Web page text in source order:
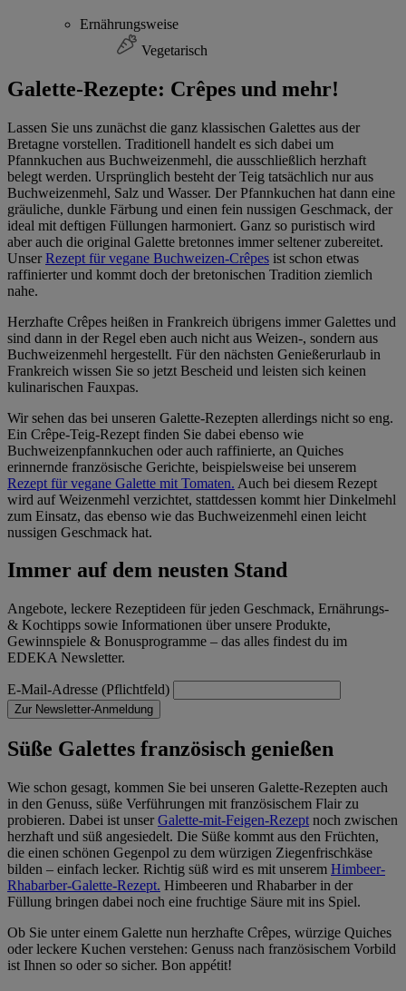
Ernährungsweise
Vegetarisch
Galette-Rezepte: Crêpes und mehr!
Lassen Sie uns zunächst die ganz klassischen Galettes aus der
Bretagne vorstellen. Traditionell handelt es sich dabei um
Pfannkuchen aus Buchweizenmehl, die ausschließlich herzhaft
belegt werden. Ursprünglich besteht der Teig tatsächlich nur aus
Buchweizenmehl, Salz und Wasser. Der Pfannkuchen hat dann eine
gräuliche, dunkle Färbung und einen fein nussigen Geschmack, der
ideal mit deftigen Füllungen harmoniert. Ganz so puristisch wird
aber auch die original Galette bretonnes immer seltener zubereitet.
Unser Rezept für vegane Buchweizen-Crêpes ist schon etwas
raffinierter und kommt doch der bretonischen Tradition ziemlich
nahe.
Herzhafte Crêpes heißen in Frankreich übrigens immer Galettes und
sind dann in der Regel eben auch nicht aus Weizen-, sondern aus
Buchweizenmehl hergestellt. Für den nächsten Genießerurlaub in
Frankreich wissen Sie so jetzt Bescheid und leisten sich keinen
kulinarischen Fauxpas.
Wir sehen das bei unseren Galette-Rezepten allerdings nicht so eng.
Ein Crêpe-Teig-Rezept finden Sie dabei ebenso wie
Buchweizenpfannkuchen oder auch raffinierte, an Quiches
erinnernde französische Gerichte, beispielsweise bei unserem
Rezept für vegane Galette mit Tomaten. Auch bei diesem Rezept
wird auf Weizenmehl verzichtet, stattdessen kommt hier Dinkelmehl
zum Einsatz, das ebenso wie das Buchweizenmehl einen leicht
nussigen Geschmack hat.
Immer auf dem neusten Stand
Angebote, leckere Rezeptideen für jeden Geschmack, Ernährungs-
& Kochtipps sowie Informationen über unsere Produkte,
Gewinnspiele & Bonusprogramme – das alles findest du im
EDEKA Newsletter.
E-Mail-Adresse (Pflichtfeld)
Zur Newsletter-Anmeldung
Süße Galettes französisch genießen
Wie schon gesagt, kommen Sie bei unseren Galette-Rezepten auch
in den Genuss, süße Verführungen mit französischem Flair zu
probieren. Dabei ist unser Galette-mit-Feigen-Rezept noch zwischen
herzhaft und süß angesiedelt. Die Süße kommt aus den Früchten,
die einen schönen Gegenpol zu dem würzigen Ziegenfrischkäse
bilden – einfach lecker. Richtig süß wird es mit unserem Himbeer-
Rhabarber-Galette-Rezept. Himbeeren und Rhabarber in der
Füllung bringen dabei noch eine fruchtige Säure mit ins Spiel.
Ob Sie unter einem Galette nun herzhafte Crêpes, würzige Quiches
oder leckere Kuchen verstehen: Genuss nach französischem Vorbild
ist Ihnen so oder so sicher. Bon appétit!